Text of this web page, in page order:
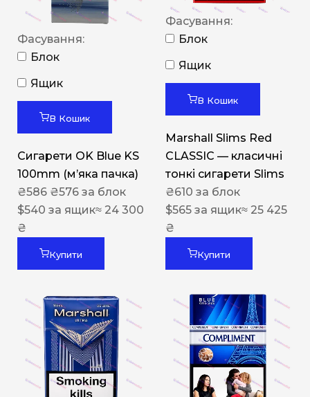
Фасування:
Блок
Ящик
В Кошик
Сигарети OK Blue KS
100mm (м’яка пачка)
₴586 ₴576 за блок
$540 за ящик≈ 24 300
₴
Купити
Фасування:
Блок
Ящик
В Кошик
Marshall Slims Red
CLASSIC — класичні
тонкі сигарети Slims
₴610 за блок
$565 за ящик≈ 25 425
₴
Купити